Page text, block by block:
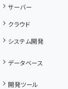
サーバー
クラウド
システム開発
データベース
開発ツール